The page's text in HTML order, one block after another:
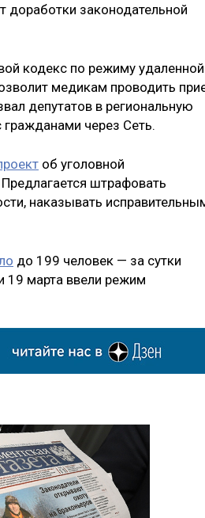
доработки законодательной
кодекс по режиму удаленной
медикам проводить
депутатов в региональную
гражданами через Сеть.
об уголовной
штрафовать
наказывать
до 199 человек — за сутки
19 марта ввели режим